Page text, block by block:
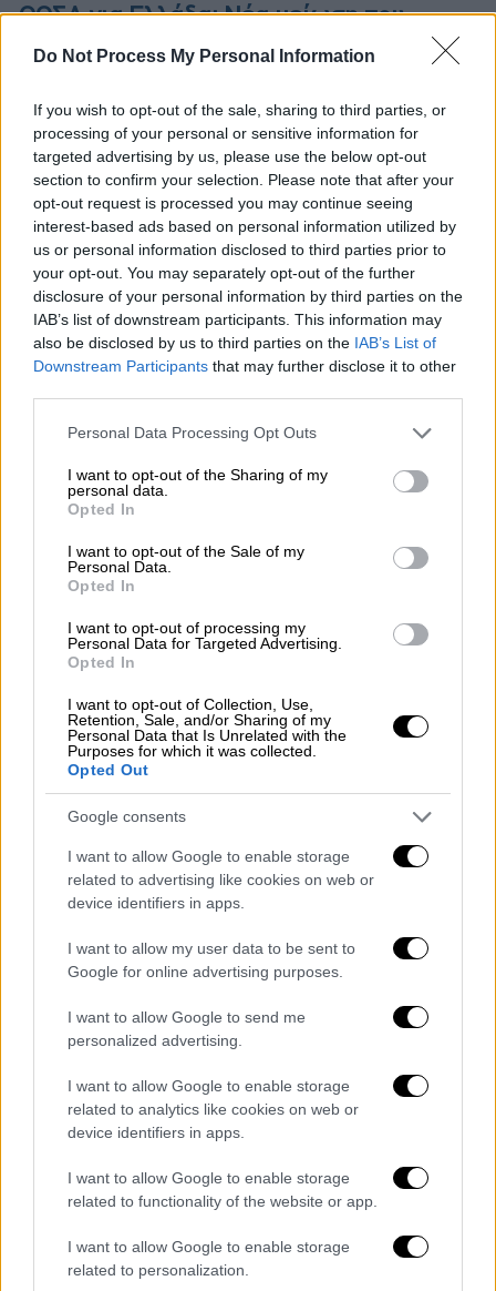
Do Not Process My Personal Information
If you wish to opt-out of the sale, sharing to third parties, or
processing of your personal or sensitive information for
targeted advertising by us, please use the below opt-out
section to confirm your selection. Please note that after your
opt-out request is processed you may continue seeing
interest-based ads based on personal information utilized by
us or personal information disclosed to third parties prior to
your opt-out. You may separately opt-out of the further
disclosure of your personal information by third parties on the
IAB’s list of downstream participants. This information may
also be disclosed by us to third parties on the IAB’s List of
Downstream Participants that may further disclose it to other
Please note that this website/app uses one or more Google
not limited to your visit or usage behaviour. You may click to
grant or deny consent to Google and its third-party tags to
use your data for below specified purposes in below Google
consent section.
Personal Data Processing Opt Outs
I want to opt-out of the Sharing of my
personal data.
Opted In
I want to opt-out of the Sale of my
Personal Data.
Opted In
I want to opt-out of processing my
Personal Data for Targeted Advertising.
Opted In
I want to opt-out of Collection, Use,
Retention, Sale, and/or Sharing of my
Personal Data that Is Unrelated with the
Purposes for which it was collected.
Opted Out
Google consents
I want to allow Google to enable storage
related to advertising like cookies on web or
device identifiers in apps.
I want to allow my user data to be sent to
Google for online advertising purposes.
I want to allow Google to send me
personalized advertising.
I want to allow Google to enable storage
related to analytics like cookies on web or
device identifiers in apps.
I want to allow Google to enable storage
related to functionality of the website or app.
I want to allow Google to enable storage
related to personalization.
ΟΟΣΑ για Ελλάδα: Νέα μείωση του
χρέους - Ανάπτυξη 2,2% το 2026 και 1,8%
Ο ΟΟΣΑ συνιστά, μεταξύ άλλων, να μειωθούν
οι περιορισμοί στην άσκηση ελεύθερων
επαγγελμάτων, κυρίως συμβολαιογράφων
και δικηγόρων
Κόσμος
Τουρκία: Σπιράλ χρέους στα νοικοκυριά
- Πάνω από 120 δισ. ευρώ οι οφειλές
Αυξάνονται οι πολίτες που μπαίνουν σε
«μαύρες λίστες»
Οικονομία| 13.10.2025 05:45
Πουλάνε την ψιλή κυριότητα για να
κρατήσουν το σπίτι τους: Το νέο
Ποιο είναι το νέο «σκαρίφημα» που